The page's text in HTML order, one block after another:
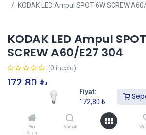
Fiyat:
172,80 ₺
Ana
Sayfa
Aramak
KODAK LED Ampul SPOT 6W SCREW
KODAK LED Ampul
SCREW A60/E27 304
(0 incele)
172,80 ₺
Sepete Ekle